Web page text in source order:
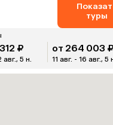
туры
₽
авг., 5 н.
от 264 003
11 авг. - 16 авг., 5